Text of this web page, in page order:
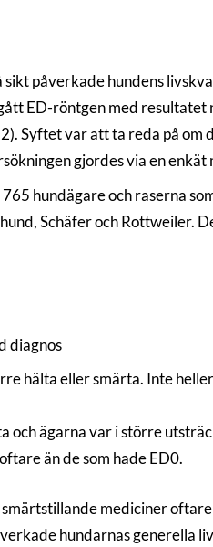
påverkade hundens
ED-röntgen med
Syftet var att ta reda på om
gjordes via en enkät
hundägare och raserna
Schäfer och Rottweiler.
diagnos
hälta eller smärta. Inte
och ägarna var i större
än de som hade ED0.
mediciner
hundarnas generella